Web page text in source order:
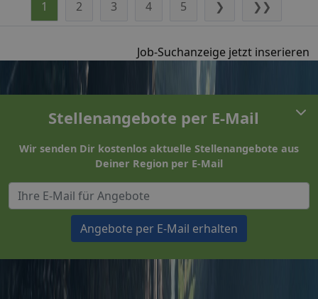
1 2 3 4 5 ❯ ❯❯
Job-Suchanzeige jetzt inserieren
Stellenangebote per E-Mail
Wir senden Dir kostenlos aktuelle Stellenangebote aus
Deiner Region per E-Mail
Angebote per E-Mail erhalten